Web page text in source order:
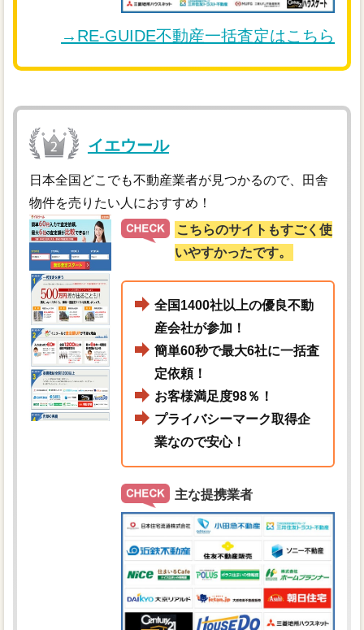
→RE-GUIDE不動産一括査定はこちら
イエウール
日本全国どこでも不動産業者が見つかるので、田舎
物件を売りたい人におすすめ！
こちらのサイトもすごく使
いやすかったです。
全国1400社以上の優良不動
産会社が参加！
簡単60秒で最大6社に一括査
定依頼！
お客様満足度98％！
プライバシーマーク取得企
業なので安心！
主な提携業者